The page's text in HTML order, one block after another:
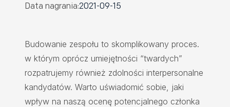
Data nagrania:2021-09-15
Budowanie zespołu to skomplikowany proces.
w którym oprócz umiejętności “twardych”
rozpatrujemy również zdolności interpersonalne
kandydatów. Warto uświadomić sobie, jaki
wpływ na naszą ocenę potencjalnego członka